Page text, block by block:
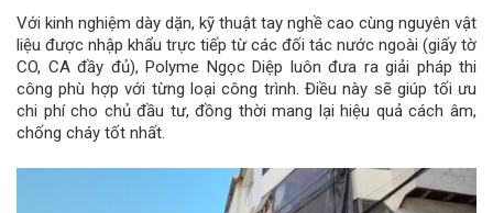
Với kinh nghiệm dày dặn, kỹ thuật tay nghề cao cùng nguyên vật
liệu được nhập khẩu trực tiếp từ các đối tác nước ngoài (giấy tờ
CO, CA đầy đủ), Polyme Ngọc Diệp luôn đưa ra giải pháp thi
công phù hợp với từng loại công trình. Điều này sẽ giúp tối ưu
chi phí cho chủ đầu tư, đồng thời mang lại hiệu quả cách âm,
chống cháy tốt nhất.